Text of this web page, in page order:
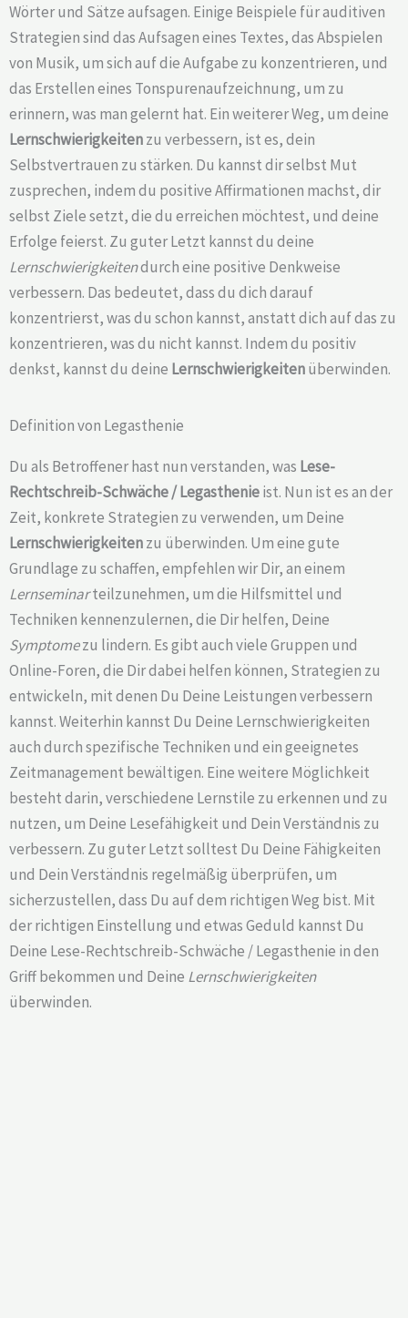
Wörter und Sätze aufsagen. Einige Beispiele für auditiven
Strategien sind das Aufsagen eines Textes, das Abspielen
von Musik, um sich auf die Aufgabe zu konzentrieren, und
das Erstellen eines Tonspurenaufzeichnung, um zu
erinnern, was man gelernt hat. Ein weiterer Weg, um deine
Lernschwierigkeitenzu verbessern, ist es, dein
Selbstvertrauen zu stärken. Du kannst dir selbst Mut
zusprechen, indem du positive Affirmationen machst, dir
selbst Ziele setzt, die du erreichen möchtest, und deine
Erfolge feierst. Zu guter Letzt kannst du deine
Lernschwierigkeitendurch eine positive Denkweise
verbessern. Das bedeutet, dass du dich darauf
konzentrierst, was du schon kannst, anstatt dich auf das zu
konzentrieren, was du nicht kannst. Indem du positiv
denkst, kannst du deine Lernschwierigkeitenüberwinden.
Definition von Legasthenie
Du als Betroffener hast nun verstanden, was Lese-
Rechtschreib-Schwäche /Legasthenieist. Nun ist es an der
Zeit, konkrete Strategien zu verwenden, um Deine
Lernschwierigkeitenzu überwinden. Um eine gute
Grundlage zu schaffen, empfehlen wir Dir, an einem
Lernseminarteilzunehmen, um die Hilfsmittel und
Techniken kennenzulernen, die Dir helfen, Deine
Symptomezu lindern. Es gibt auch viele Gruppen und
Online-Foren, die Dir dabei helfen können, Strategien zu
entwickeln, mit denen Du Deine Leistungen verbessern
kannst. Weiterhin kannst Du Deine Lernschwierigkeiten
auch durch spezifische Techniken und ein geeignetes
Zeitmanagement bewältigen. Eine weitere Möglichkeit
besteht darin, verschiedene Lernstile zu erkennen und zu
nutzen, um Deine Lesefähigkeit und Dein Verständnis zu
verbessern. Zu guter Letzt solltest Du Deine Fähigkeiten
und Dein Verständnis regelmäßig überprüfen, um
sicherzustellen, dass Du auf dem richtigen Weg bist. Mit
der richtigen Einstellung und etwas Geduld kannst Du
Deine Lese-Rechtschreib-Schwäche / Legasthenie in den
Griff bekommen und Deine Lernschwierigkeiten
überwinden.